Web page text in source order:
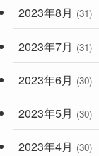
2023年8月 (31)
2023年7月 (31)
2023年6月 (30)
2023年5月 (30)
2023年4月 (30)